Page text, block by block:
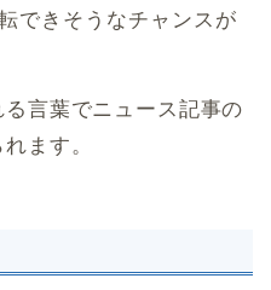
できそうなチャンスが
言葉でニュース記事の
ます。